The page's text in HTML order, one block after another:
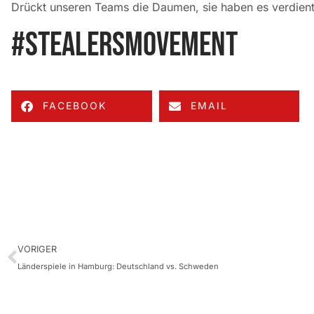
Drückt unseren Teams die Daumen, sie haben es
#stealersmovement
FACEBOOK EMAIL
VORIGER
Länderspiele in Hamburg: Deutschland vs. Schweden